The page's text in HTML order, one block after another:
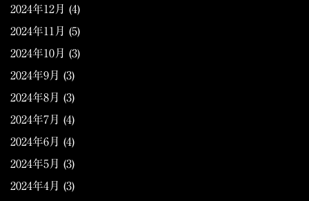
2024年12月 (4)
2024年11月 (5)
2024年10月 (3)
2024年9月 (3)
2024年8月 (3)
2024年7月 (4)
2024年6月 (4)
2024年5月 (3)
2024年4月 (3)